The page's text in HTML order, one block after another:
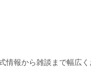
報から雑談まで幅広